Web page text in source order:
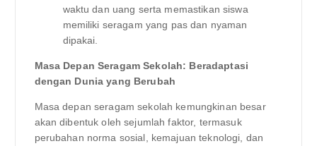
waktu dan uang serta memastikan siswa
memiliki seragam yang pas dan nyaman
dipakai.
Masa Depan Seragam Sekolah: Beradaptasi
dengan Dunia yang Berubah
Masa depan seragam sekolah kemungkinan besar
akan dibentuk oleh sejumlah faktor, termasuk
perubahan norma sosial, kemajuan teknologi, dan